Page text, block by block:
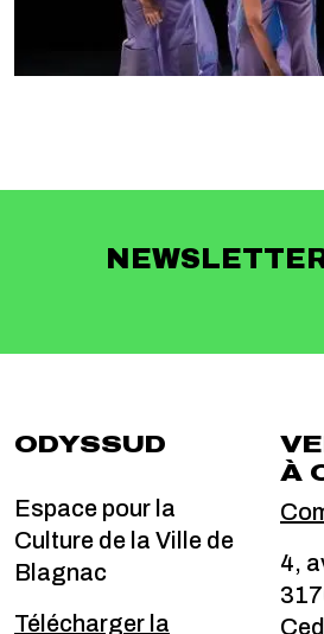
ODYSSUD
Espace pour la
Culture de la Ville de
Blagnac
Télécharger la
À
4,